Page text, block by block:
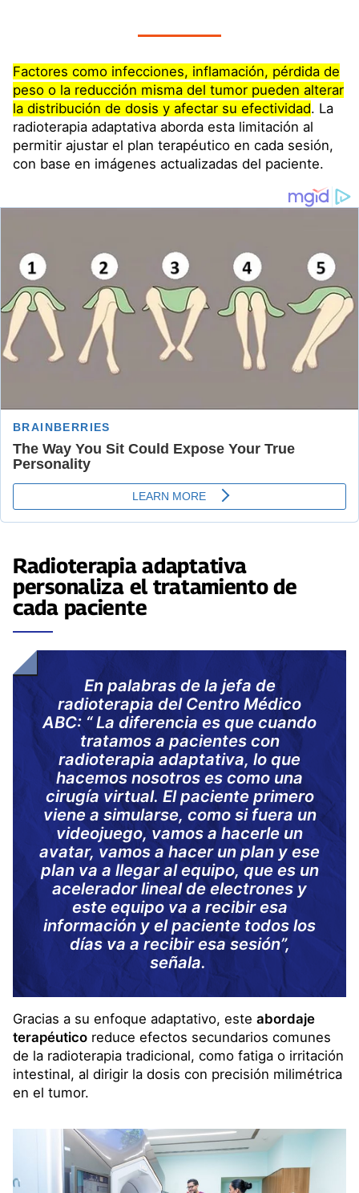
Factores como infecciones, inflamación, pérdida de
peso o la reducción misma del tumor pueden alterar
la distribución de dosis y afectar su efectividad. La
radioterapia adaptativa aborda esta limitación al
permitir ajustar el plan terapéutico en cada sesión,
con base en imágenes actualizadas del paciente.
Radioterapia adaptativa
personaliza el tratamiento de
cada paciente
En palabras de la jefa de
radioterapia del Centro Médico
ABC: “ La diferencia es que cuando
tratamos a pacientes con
radioterapia adaptativa, lo que
hacemos nosotros es como una
cirugía virtual. El paciente primero
viene a simularse, como si fuera un
videojuego, vamos a hacerle un
avatar, vamos a hacer un plan y ese
plan va a llegar al equipo, que es un
acelerador lineal de electrones y
este equipo va a recibir esa
información y el paciente todos los
días va a recibir esa sesión”,
señala.
Gracias a su enfoque adaptativo, este abordaje
terapéutico reduce efectos secundarios comunes
de la radioterapia tradicional, como fatiga o irritación
intestinal, al dirigir la dosis con precisión milimétrica
en el tumor.